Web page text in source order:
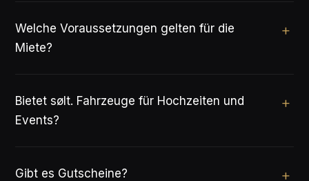
Welche Voraussetzungen gelten für die
Miete?
Bietet sølt. Fahrzeuge für Hochzeiten und
Events?
Gibt es Gutscheine?